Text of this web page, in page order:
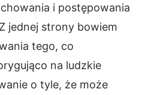
i postępowania
jednej strony bowiem
tego, co
na ludzkie
o tyle, że może